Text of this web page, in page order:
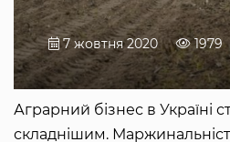
7 жовтня 2020 1979
Аграрний бізнес в Україні
складнішим.